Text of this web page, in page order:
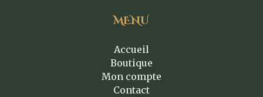
MENU
Accueil
Boutique
Mon compte
Contact